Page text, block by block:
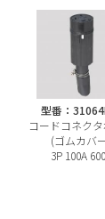
型番：
コードコネクタ
(ゴムカバ
3P 100A